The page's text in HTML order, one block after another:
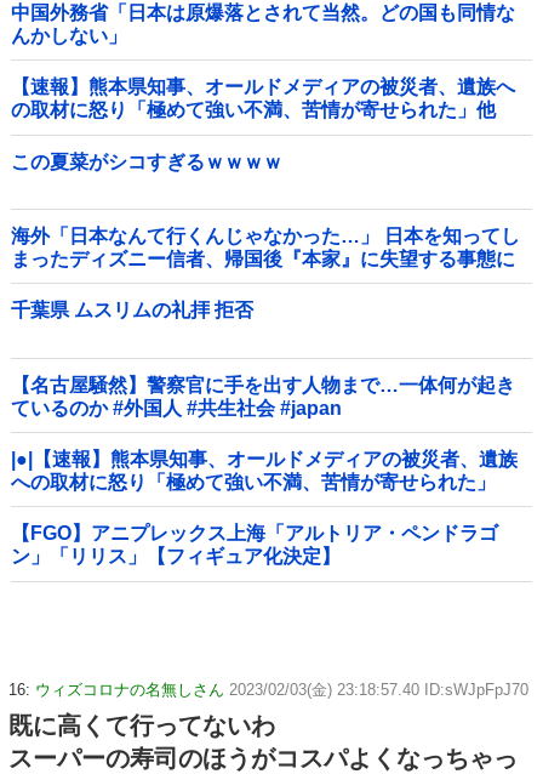
中国外務省「日本は原爆落とされて当然。どの国も同情な
んかしない」
【速報】熊本県知事、オールドメディアの被災者、遺族へ
の取材に怒り「極めて強い不満、苦情が寄せられた」他
この夏菜がシコすぎるｗｗｗｗ
海外「日本なんて行くんじゃなかった…」 日本を知ってし
まったディズニー信者、帰国後『本家』に失望する事態に
千葉県 ムスリムの礼拝 拒否
【名古屋騒然】警察官に手を出す人物まで…一体何が起き
ているのか #外国人 #共生社会 #japan
|●|【速報】熊本県知事、オールドメディアの被災者、遺族
への取材に怒り「極めて強い不満、苦情が寄せられた」
【FGO】アニプレックス上海「アルトリア・ペンドラゴ
ン」「リリス」【フィギュア化決定】
16: ウィズコロナの名無しさん 2023/02/03(金) 23:18:57.40 ID:sWJpFpJ70
既に高くて行ってないわ
スーパーの寿司のほうがコスパよくなっちゃっ